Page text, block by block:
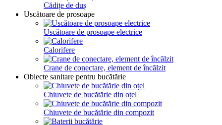
Cădițe de duș
Uscătoare de prosoape
Uscătoare de prosoape electrice
Calorifere
Crane de conectare, element de încălzit
Obiecte sanitare pentru bucătărie
Chiuvete de bucătărie din oțel
Chiuvete de bucătărie din compozit